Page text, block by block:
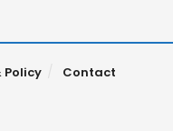
Policy Contact